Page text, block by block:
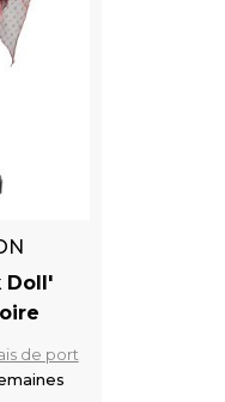
Doll'
de port